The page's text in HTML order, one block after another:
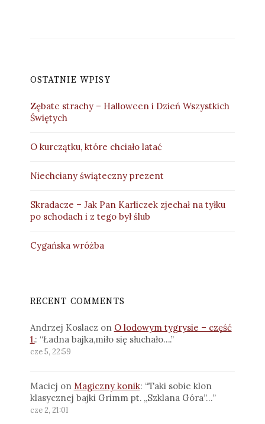
OSTATNIE WPISY
Zębate strachy – Halloween i Dzień Wszystkich
Świętych
O kurczątku, które chciało latać
Niechciany świąteczny prezent
Skradacze – Jak Pan Karliczek zjechał na tyłku
po schodach i z tego był ślub
Cygańska wróżba
RECENT COMMENTS
Andrzej Koslacz on O lodowym tygrysie – część
1.: “Ładna bajka,miło się słuchało….”
cze 5, 22:59
Maciej on Magiczny konik: “Taki sobie klon
klasycznej bajki Grimm pt. „Szklana Góra”…”
cze 2, 21:01